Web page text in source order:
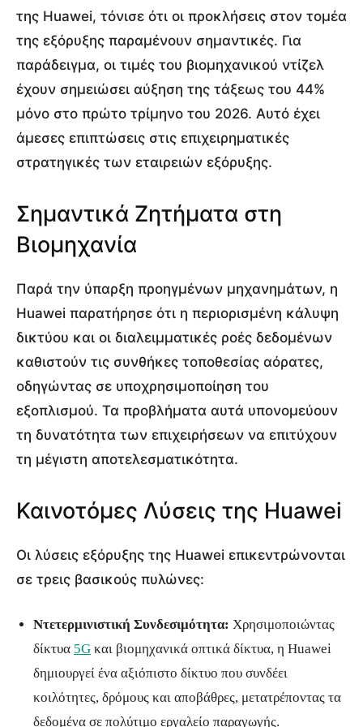
της Huawei, τόνισε ότι οι προκλήσεις στον τομέα
της εξόρυξης παραμένουν σημαντικές. Για
παράδειγμα, οι τιμές του βιομηχανικού ντίζελ
έχουν σημειώσει αύξηση της τάξεως του 44%
μόνο στο πρώτο τρίμηνο του 2026. Αυτό έχει
άμεσες επιπτώσεις στις επιχειρηματικές
στρατηγικές των εταιρειών εξόρυξης.
Σημαντικά Ζητήματα στη
Βιομηχανία
Παρά την ύπαρξη προηγμένων μηχανημάτων, η
Huawei παρατήρησε ότι η περιορισμένη κάλυψη
δικτύου και οι διαλειμματικές ροές δεδομένων
καθιστούν τις συνθήκες τοποθεσίας αόρατες,
οδηγώντας σε υποχρησιμοποίηση του
εξοπλισμού. Τα προβλήματα αυτά υπονομεύουν
τη δυνατότητα των επιχειρήσεων να επιτύχουν
τη μέγιστη αποτελεσματικότητα.
Καινοτόμες Λύσεις της Huawei
Οι λύσεις εξόρυξης της Huawei επικεντρώνονται
σε τρεις βασικούς πυλώνες:
Ντετερμινιστική Συνδεσιμότητα: Χρησιμοποιώντας
δίκτυα 5G και βιομηχανικά οπτικά δίκτυα, η Huawei
δημιουργεί ένα αξιόπιστο δίκτυο που συνδέει
κοιλότητες, δρόμους και αποβάθρες, μετατρέποντας τα
δεδομένα σε πολύτιμο εργαλείο παραγωγής.